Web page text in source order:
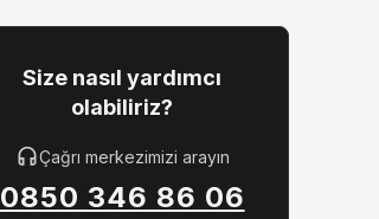
Size nasıl yardımcı
olabiliriz?
Çağrı merkezimizi arayın
0850 346 86 06